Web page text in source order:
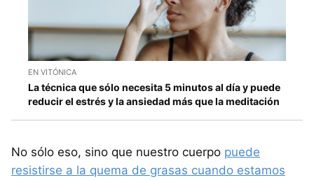
EN VITÓNICA
La técnica que sólo necesita 5 minutos al día y puede
reducir el estrés y la ansiedad más que la meditación
No sólo eso, sino que nuestro cuerpo puede
resistirse a la quema de grasas cuando estamos